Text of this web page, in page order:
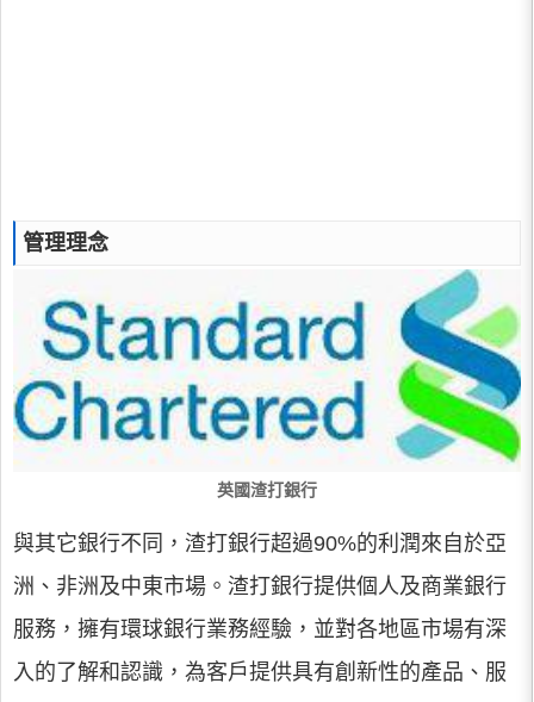
管理理念
英國渣打銀行
與其它銀行不同，渣打銀行超過90%的利潤來自於亞
洲、非洲及中東市場。渣打銀行提供個人及商業銀行
服務，擁有環球銀行業務經驗，並對各地區市場有深
入的了解和認識，為客戶提供具有創新性的產品、服